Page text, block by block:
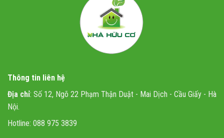
Thông tin liên hệ
Địa chỉ: Số 12, Ngõ 22 Phạm Thận Duật - Mai Dịch - Cầu Giấy - Hà
Nội.
Hotline: 088 975 3839